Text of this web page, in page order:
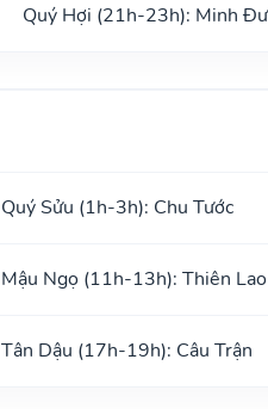
Quý Hợi (21h-23h): Minh
Quý Sửu (1h-3h): Chu Tước
Mậu Ngọ (11h-13h): Thiên Lao
Tân Dậu (17h-19h): Câu Trận